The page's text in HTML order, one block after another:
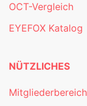
OCT-Vergleich
EYEFOX Katalog
NÜTZLICHES
Mitgliederbereich